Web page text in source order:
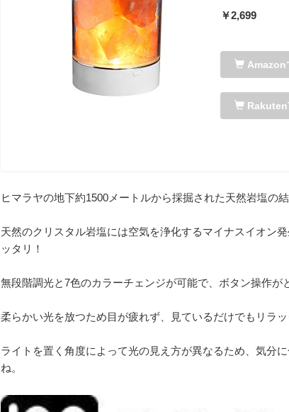
￥2,699
Amazon
Rakuten
ヒマラヤの地下約1500メートルから採掘された天然岩塩の
天然のクリスタル岩塩には空気を浄化するマイナスイオン
ッタリ！
無段階調光と7色のカラーチェンジが可能で、ボタン操作が
柔らかい光を放つため目が疲れず、見ているだけでもリラ
ライトを置く角度によって光の見え方が異なるため、気分
ね。